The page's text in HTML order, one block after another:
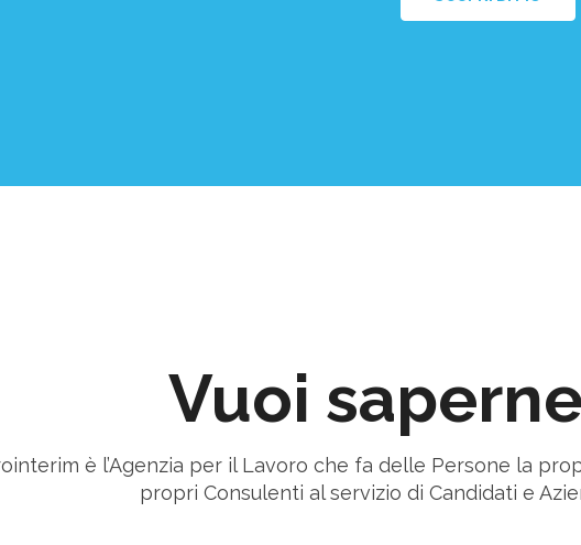
Vuoi
è l’Agenzia per il Lavoro che fa delle Persone la
propri Consulenti al servizio di Candidati e